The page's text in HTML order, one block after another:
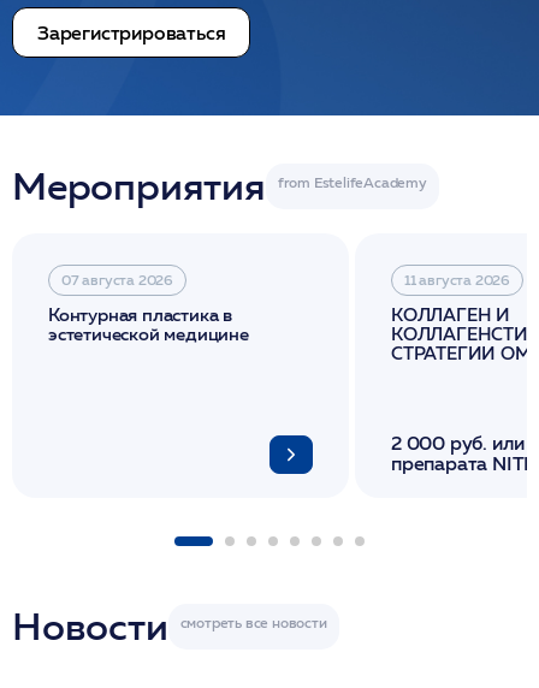
Зарегистрироваться
Мероприятия
07 августа 2026
Контурная пластика в
эстетической медицине
11 августа 2026
КОЛЛАГЕН И
СТРАТЕГИИ
2 000 руб. или
препарата
Новости